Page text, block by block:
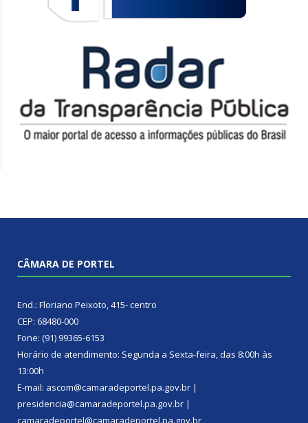
CÂMARA DE PORTEL
End.: Floriano Peixoto, 415- centro
CEP: 68480-000
Fone: (91) 99365-6153
Horário de atendimento: Segunda a Sexta-feira, das 8:00h às
13:00h
E-mail: ascom@camaradeportel.pa.gov.br |
presidencia@camaradeportel.pa.gov.br |
camaradeportel@camaradeportel.pa.gov.br